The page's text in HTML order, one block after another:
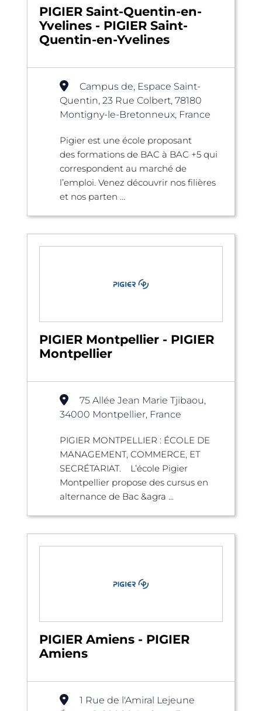
PIGIER Saint-Quentin-en-
Yvelines - PIGIER Saint-
Quentin-en-Yvelines
Campus de, Espace Saint-
Quentin, 23 Rue Colbert, 78180
Montigny-le-Bretonneux, France
Pigier est une école proposant
des formations de BAC à BAC +5 qui
correspondent au marché de
l’emploi. Venez découvrir nos filières
et nos parten ...
PIGIER Montpellier - PIGIER
Montpellier
75 Allée Jean Marie Tjibaou,
34000 Montpellier, France
PIGIER MONTPELLIER : ÉCOLE DE
MANAGEMENT, COMMERCE, ET
SECRÉTARIAT. L’école Pigier
Montpellier propose des cursus en
alternance de Bac &agra ...
PIGIER Amiens - PIGIER
Amiens
1 Rue de l'Amiral Lejeune